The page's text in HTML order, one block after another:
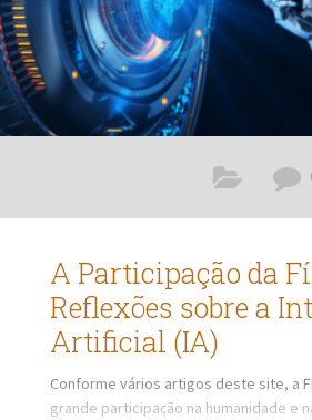
A Participação da
Reflexões sobre a
Artificial (IA)
Conforme vários artigos deste site, a
grande participação na humanidade e